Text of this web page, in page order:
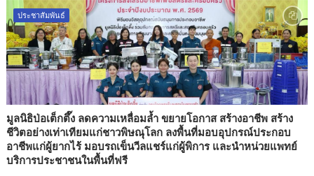
ประชาสัมพันธ์
มูลนิธิป่อเต็กตึ๊ง ลดความเหลื่อมล้ำ ขยายโอกาส สร้างอาชีพ สร้าง
ชีวิตอย่างเท่าเทียมแก่ชาวพิษณุโลก ลงพื้นที่มอบอุปกรณ์ประกอบ
อาชีพแก่ผู้ยากไร้ มอบรถเข็นวีลแชร์แก่ผู้พิการ และนำหน่วยแพทย์
บริการประชาชนในพื้นที่ฟรี